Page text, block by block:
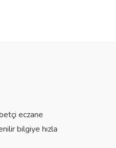
eczane
bilgiye hızla